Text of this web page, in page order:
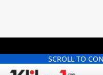
SCROLL TO